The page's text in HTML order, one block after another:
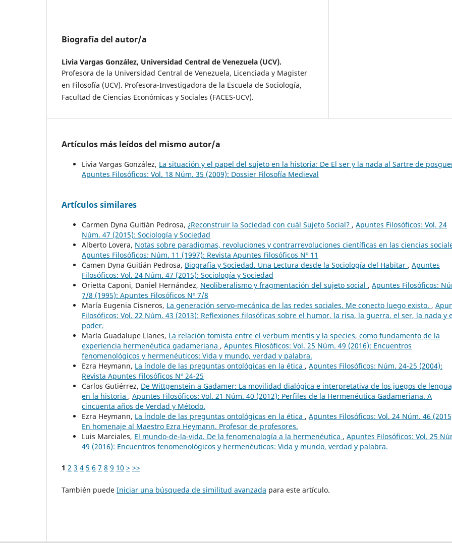
Biografía del autor/a
Livia Vargas González, Universidad Central de Venezuela (UCV).
Profesora de la Universidad Central de Venezuela, Licenciada y Magister
en Filosofía (UCV). Profesora-Investigadora de la Escuela de Sociología,
Facultad de Ciencias Económicas y Sociales (FACES-UCV).
Artículos más leídos del mismo autor/a
Livia Vargas González, La situación y el papel del sujeto en la historia: De El ser y la nada al Sartre de
Apuntes Filosóficos: Vol. 18 Núm. 35 (2009): Dossier Filosofía Medieval
Artículos similares
Carmen Dyna Guitián Pedrosa, ¿Reconstruir la Sociedad con cuál Sujeto Social? , Apuntes Filosóficos: Vol. 24
Núm. 47 (2015): Sociología y Sociedad
Alberto Lovera, Notas sobre paradigmas, revoluciones y contrarrevoluciones científicas en las ciencias
Apuntes Filosóficos: Núm. 11 (1997): Revista Apuntes Filosóficos Nº 11
Camen Dyna Guitián Pedrosa, Biografía y Sociedad. Una Lectura desde la Sociología del Habitar , Apuntes
Filosóficos: Vol. 24 Núm. 47 (2015): Sociología y Sociedad
Orietta Caponi, Daniel Hernández, Neoliberalismo y fragmentación del sujeto social , Apuntes Filosóficos:
7/8 (1995): Apuntes Filosóficos Nº 7/8
María Eugenia Cisneros, La generación servo-mecánica de las redes sociales. Me conecto luego existo. ,
Filosóficos: Vol. 22 Núm. 43 (2013): Reflexiones filosóficas sobre el humor, la risa, la guerra, el ser, la nada y
poder.
María Guadalupe Llanes, La relación tomista entre el verbum mentis y la species, como fundamento de la
experiencia hermenéutica gadameriana , Apuntes Filosóficos: Vol. 25 Núm. 49 (2016): Encuentros
fenomenológicos y hermenéuticos: Vida y mundo, verdad y palabra.
Ezra Heymann, La índole de las preguntas ontológicas en la ética , Apuntes Filosóficos: Núm. 24-25 (2004):
Revista Apuntes Filosóficos Nº 24-25
Carlos Gutiérrez, De Wittgenstein a Gadamer: La movilidad dialógica e interpretativa de los juegos de
en la historia , Apuntes Filosóficos: Vol. 21 Núm. 40 (2012): Perfiles de la Hermenéutica Gadameriana. A
cincuenta años de Verdad y Método.
Ezra Heymann, La índole de las preguntas ontológicas en la ética , Apuntes Filosóficos: Vol. 24 Núm. 46
En homenaje al Maestro Ezra Heymann. Profesor de profesores.
Luis Marciales, El mundo-de-la-vida. De la fenomenología a la hermenéutica , Apuntes Filosóficos: Vol. 25
49 (2016): Encuentros fenomenológicos y hermenéuticos: Vida y mundo, verdad y palabra.
1 2 3 4 5 6 7 8 9 10 > >>
También puede Iniciar una búsqueda de similitud avanzada para este artículo.